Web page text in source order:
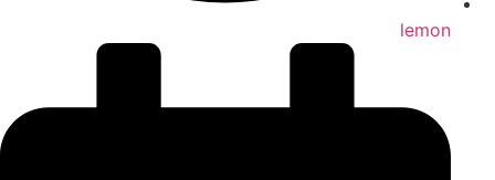
lemon